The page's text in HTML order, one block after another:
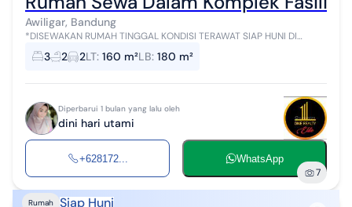
Awiligar, Bandung
*DISEWAKAN RUMAH TINGGAL KONDISI TERAWAT SIAP HUNI DI
AWILIGAR* Lokasi : Awiligar Kondisi : Furnished Sertifikat : SHM
L.Tanah : 160 m² L.Bangun...
3 2 2LT: 160 m²LB: 180 m²
Diperbarui 1 bulan yang lalu oleh
dini hari utami
+628172... WhatsApp
7
Rumah Siap Huni